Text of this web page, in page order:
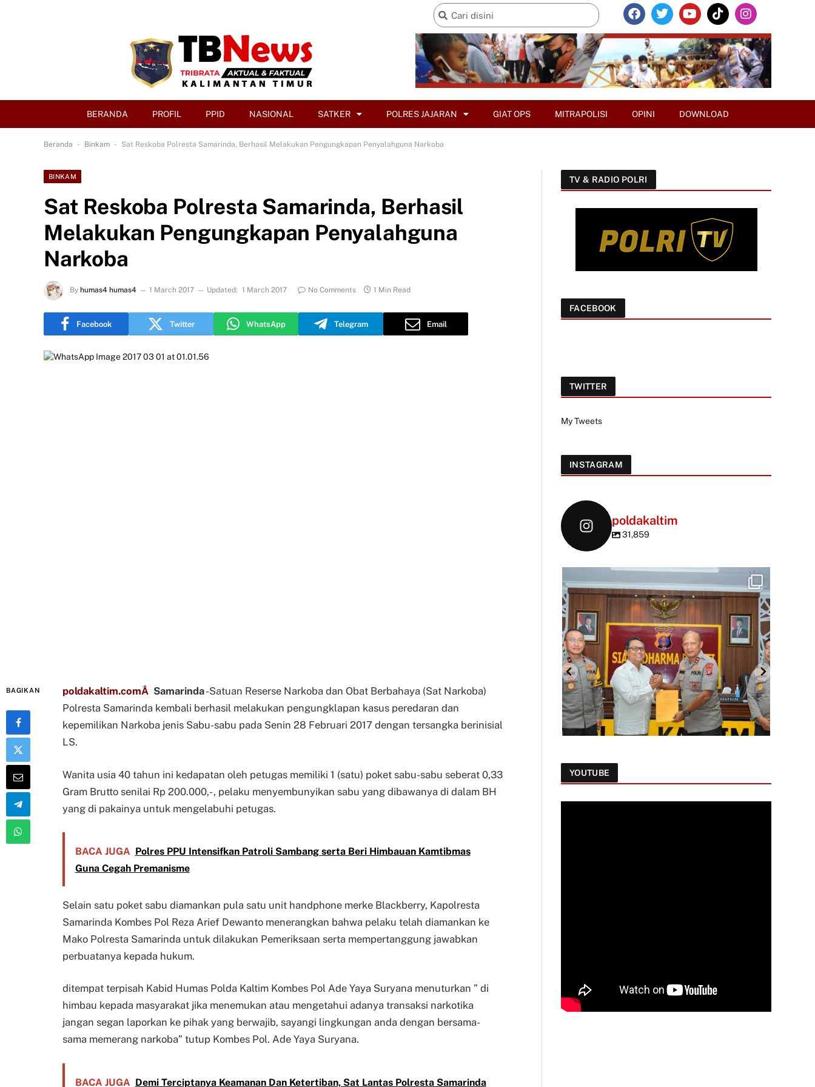
BERANDA PROFIL PPID NASIONAL SATKER POLRES JAJARAN GIAT OPS MITRAPOLISI OPINI DOWNLOAD
Beranda - Binkam - Sat Reskoba Polresta Samarinda, Berhasil Melakukan Pengungkapan Penyalahguna Narkoba
BINKAM
Sat Reskoba Polresta Samarinda, Berhasil
Melakukan Pengungkapan Penyalahguna
Narkoba
By humas4 humas4 1 March 2017 Updated: 1 March 2017 No Comments 1 Min Read
Facebook Twitter WhatsApp Telegram Email
BAGIKAN poldakaltim.comÂ Samarinda-Satuan Reserse Narkoba dan Obat Berbahaya (Sat Narkoba)
Polresta Samarinda kembali berhasil melakukan pengungklapan kasus peredaran dan
kepemilikan Narkoba jenis Sabu-sabu pada Senin 28 Februari 2017 dengan tersangka berinisial
LS.
Wanita usia 40 tahun ini kedapatan oleh petugas memiliki 1 (satu) poket sabu-sabu seberat 0,33
Gram Brutto senilai Rp 200.000,- , pelaku menyembunyikan sabu yang dibawanya di dalam BH
yang di pakainya untuk mengelabuhi petugas.
BACA JUGA Polres PPU Intensifkan Patroli Sambang serta Beri Himbauan Kamtibmas
Guna Cegah Premanisme
Selain satu poket sabu diamankan pula satu unit handphone merke Blackberry, Kapolresta
Samarinda Kombes Pol Reza Arief Dewanto menerangkan bahwa pelaku telah diamankan ke
Mako Polresta Samarinda untuk dilakukan Pemeriksaan serta mempertanggung jawabkan
perbuatanya kepada hukum.
ditempat terpisah Kabid Humas Polda Kaltim Kombes Pol Ade Yaya Suryana menuturkan ” di
himbau kepada masyarakat jika menemukan atau mengetahui adanya transaksi narkotika
jangan segan laporkan ke pihak yang berwajib, sayangi lingkungan anda dengan bersama-
sama memerang narkoba” tutup Kombes Pol. Ade Yaya Suryana.
BACA JUGA Demi Terciptanya Keamanan Dan Ketertiban, Sat Lantas Polresta Samarinda
TV & RADIO POLRI
FACEBOOK
TWITTER
My Tweets
INSTAGRAM
poldakaltim
31,859
YOUTUBE